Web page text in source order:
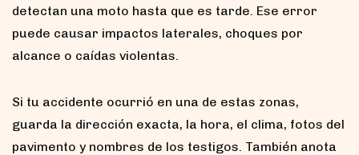
detectan una moto hasta que es tarde. Ese error
puede causar impactos laterales, choques por
alcance o caídas violentas.
Si tu accidente ocurrió en una de estas zonas,
guarda la dirección exacta, la hora, el clima, fotos del
pavimento y nombres de los testigos. También anota